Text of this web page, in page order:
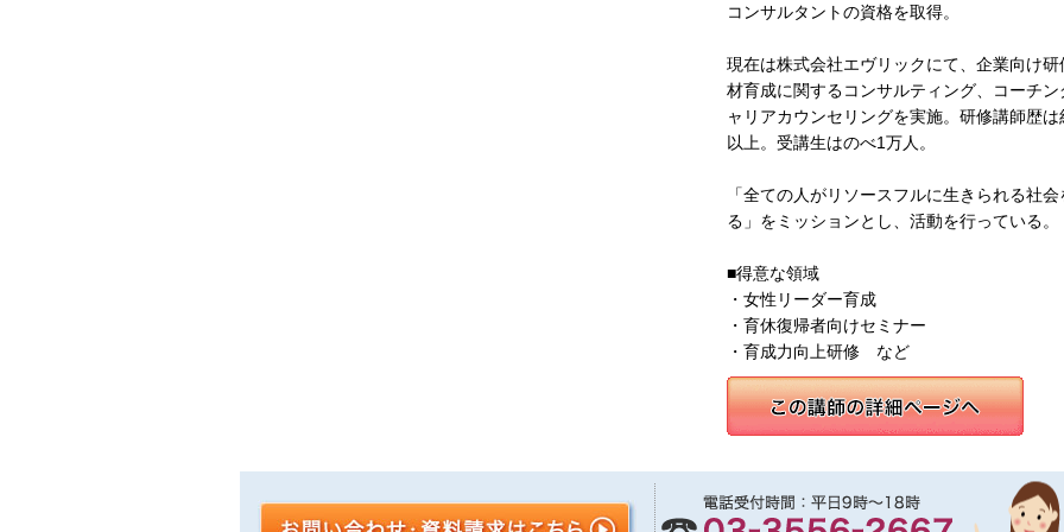
コンサルタントの資格を取得。
現在は株式会社エヴリックにて、企業向け研
材育成に関するコンサルティング、コーチン
ャリアカウンセリングを実施。研修講師歴は
以上。受講生はのべ1万人。
「全ての人がリソースフルに生きられる社会
る」をミッションとし、活動を行っている。
■得意な領域
・女性リーダー育成
・育休復帰者向けセミナー
・育成力向上研修 など